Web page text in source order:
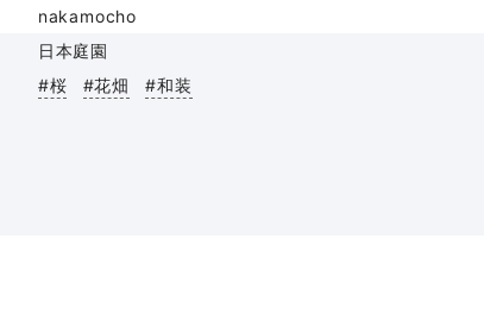
nakamocho
日本庭園
#桜 #花畑 #和装